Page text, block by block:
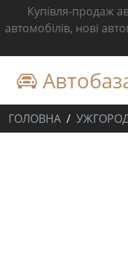
Купівля-продаж
автомобілів, нові
ГОЛОВНА